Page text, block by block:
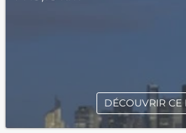
DÉCOUVRIR CE